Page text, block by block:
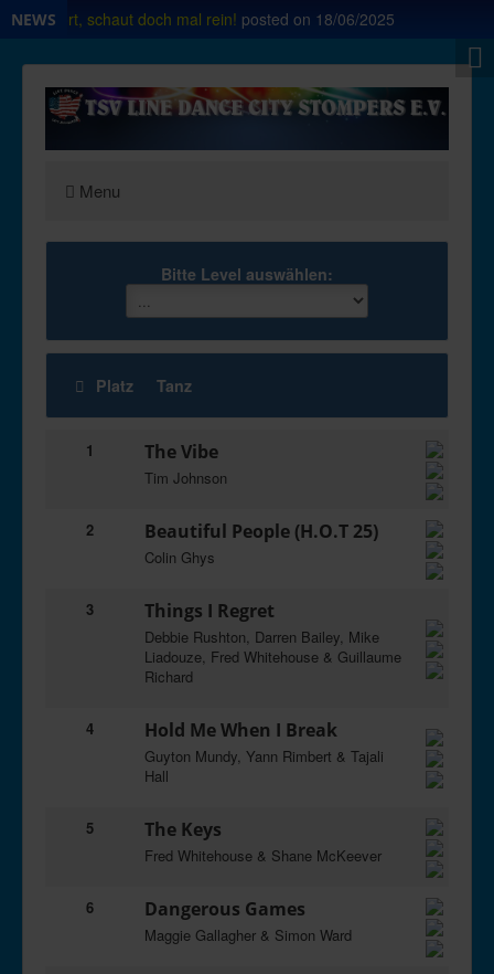
NEWS
sofort, schaut doch mal rein! posted on 18/06/2025
Menu
Bitte Level auswählen:
Platz Tanz
1 The Vibe
Tim Johnson
2 Beautiful People (H.O.T 25)
Colin Ghys
3 Things I Regret
Debbie Rushton, Darren Bailey, Mike
Liadouze, Fred Whitehouse & Guillaume
Richard
4 Hold Me When I Break
Guyton Mundy, Yann Rimbert & Tajali
Hall
5 The Keys
Fred Whitehouse & Shane McKeever
6 Dangerous Games
Maggie Gallagher & Simon Ward